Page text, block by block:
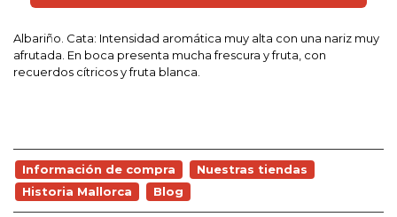
Albariño. Cata: Intensidad aromática muy alta con una nariz muy
afrutada. En boca presenta mucha frescura y fruta, con
recuerdos cítricos y fruta blanca.
Información de compra
Nuestras tiendas
Historia Mallorca
Blog